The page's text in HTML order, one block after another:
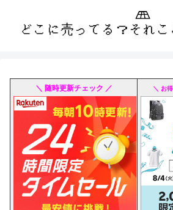
＼ 随時更新チェック ／ ＼ お